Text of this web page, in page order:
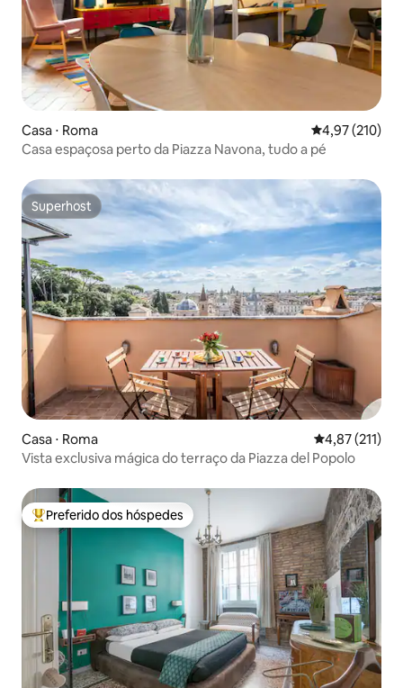
Casa ⋅ Roma 4,97 de uma
4,97 (210)
Casa espaçosa perto da Piazza Navona, tudo a pé
Superhost
Superhost
Casa ⋅ Roma 4,87 de uma
4,87 (211)
Vista exclusiva mágica do terraço da Piazza del Popolo
Entre os melhores preferidos dos hóspedes
Preferido dos hóspedes